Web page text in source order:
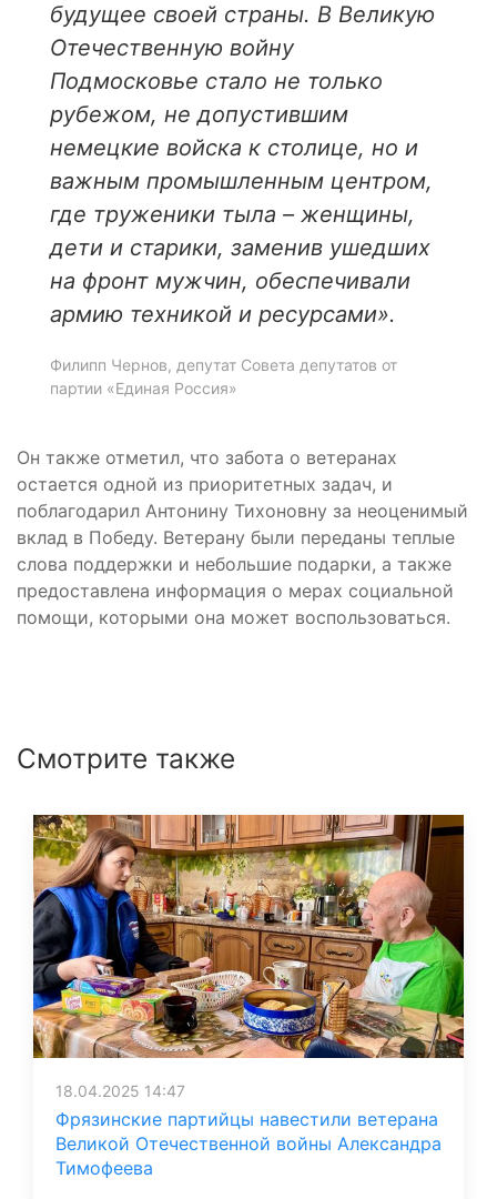
будущее своей страны. В Великую
Отечественную войну
Подмосковье стало не только
рубежом, не допустившим
немецкие войска к столице, но и
важным промышленным центром,
где труженики тыла – женщины,
дети и старики, заменив ушедших
на фронт мужчин, обеспечивали
армию техникой и ресурсами».
Филипп Чернов, депутат Совета депутатов от
партии «Единая Россия»
Он также отметил, что забота о ветеранах
остается одной из приоритетных задач, и
поблагодарил Антонину Тихоновну за неоценимый
вклад в Победу. Ветерану были переданы теплые
слова поддержки и небольшие подарки, а также
предоставлена информация о мерах социальной
помощи, которыми она может воспользоваться.
Смотрите также
18.04.2025 14:47
Фрязинские партийцы навестили ветерана
Великой Отечественной войны Александра
Тимофеева